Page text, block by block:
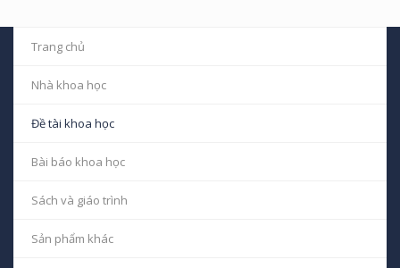
Trang chủ
Nhà khoa học
Đề tài khoa học
Bài báo khoa học
Sách và giáo trình
Sản phẩm khác